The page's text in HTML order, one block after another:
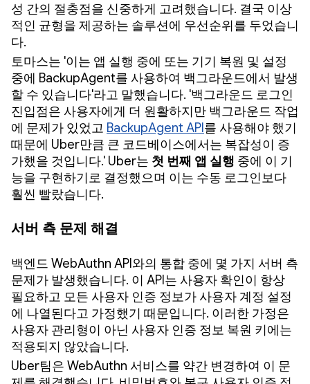
성 간의 절충점을 신중하게 고려했습니다. 결국 이상
적인 균형을 제공하는 솔루션에 우선순위를 두었습니
다.
토마스는 '이는 앱 실행 중에 또는 기기 복원 및 설정
중에 BackupAgent를 사용하여 백그라운드에서 발생
할 수 있습니다'라고 말했습니다. '백그라운드 로그인
진입점은 사용자에게 더 원활하지만 백그라운드 작업
에 문제가 있었고 BackupAgent API 를 사용해야 했기
때문에 Uber만큼 큰 코드베이스에서는 복잡성이 증
가했을 것입니다.' Uber는 첫 번째 앱 실행 중에 이 기
능을 구현하기로 결정했으며 이는 수동 로그인보다
훨씬 빨랐습니다.
서버 측 문제 해결
백엔드 WebAuthn API와의 통합 중에 몇 가지 서버 측
문제가 발생했습니다. 이 API는 사용자 확인이 항상
필요하고 모든 사용자 인증 정보가 사용자 계정 설정
에 나열된다고 가정했기 때문입니다. 이러한 가정은
사용자 관리형이 아닌 사용자 인증 정보 복원 키에는
적용되지 않았습니다.
Uber팀은 WebAuthn 서비스를 약간 변경하여 이 문